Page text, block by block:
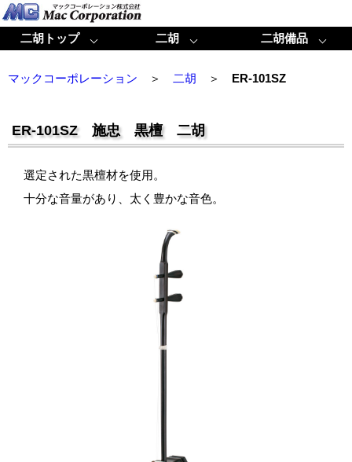
二胡トップ 二胡 二胡備品
マックコーポレーション ＞ 二胡 ＞ ER-101SZ
ER-101SZ 施忠 黒檀 二胡
選定された黒檀材を使用。
十分な音量があり、太く豊かな音色。